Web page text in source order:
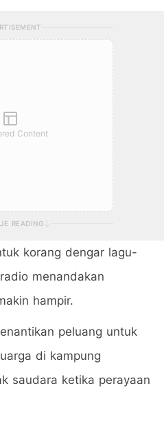
Content
READING
korang dengar lagu-
menandakan
hampir.
peluang untuk
di kampung
saudara ketika perayaan